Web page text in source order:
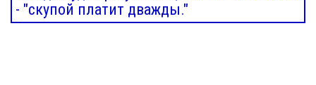
- "скупой платит дважды."